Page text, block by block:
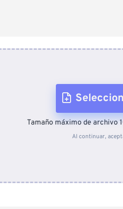
Desde
Tamaño máximo de archivo
Al continuar,